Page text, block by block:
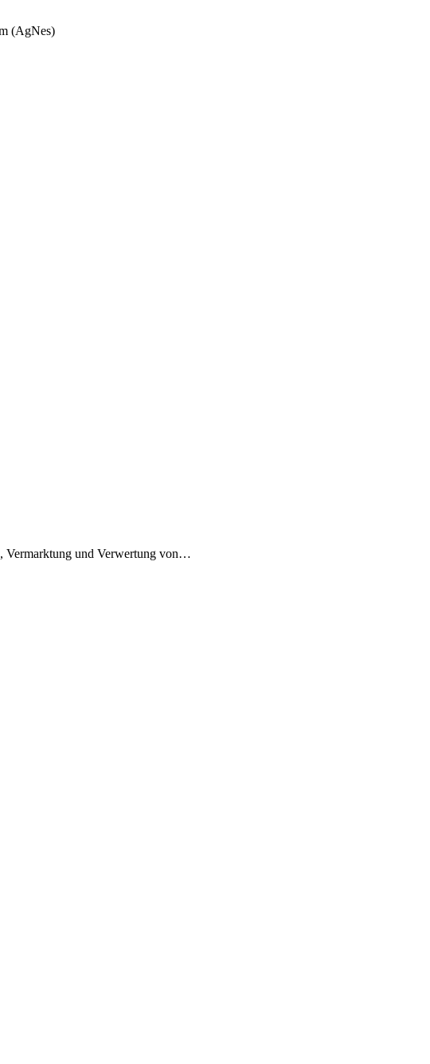
(AgNes)
Vermarktung und Verwertung von…